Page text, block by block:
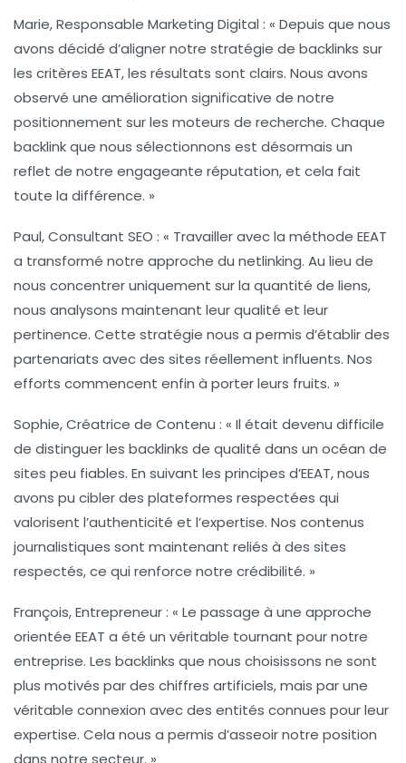
Marie, Responsable Marketing Digital : « Depuis que nous
avons décidé d’aligner notre stratégie de backlinks sur
les critères EEAT, les résultats sont clairs. Nous avons
observé une amélioration significative de notre
positionnement sur les moteurs de recherche. Chaque
backlink que nous sélectionnons est désormais un
reflet de notre engageante réputation, et cela fait
toute la différence. »
Paul, Consultant SEO : « Travailler avec la méthode EEAT
a transformé notre approche du netlinking. Au lieu de
nous concentrer uniquement sur la quantité de liens,
nous analysons maintenant leur qualité et leur
pertinence. Cette stratégie nous a permis d’établir des
partenariats avec des sites réellement influents. Nos
efforts commencent enfin à porter leurs fruits. »
Sophie, Créatrice de Contenu : « Il était devenu difficile
de distinguer les backlinks de qualité dans un océan de
sites peu fiables. En suivant les principes d’EEAT, nous
avons pu cibler des plateformes respectées qui
valorisent l’authenticité et l’expertise. Nos contenus
journalistiques sont maintenant reliés à des sites
respectés, ce qui renforce notre crédibilité. »
François, Entrepreneur: « Le passage à une approche
orientée EEAT a été un véritable tournant pour notre
entreprise. Les backlinks que nous choisissons ne sont
plus motivés par des chiffres artificiels, mais par une
véritable connexion avec des entités connues pour leur
expertise. Cela nous a permis d’asseoir notre position